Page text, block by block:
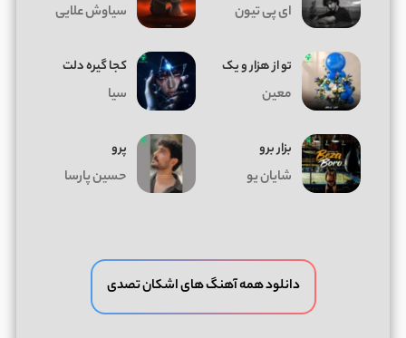
ای پی تیون سیاوش علایی
تو از هزار و یک
معین
کجا گیره دلت
سیا
بزار برو
شایان یو
پرو
حسین پارسا
دانلود همه آهنگ های اشکان تصدی